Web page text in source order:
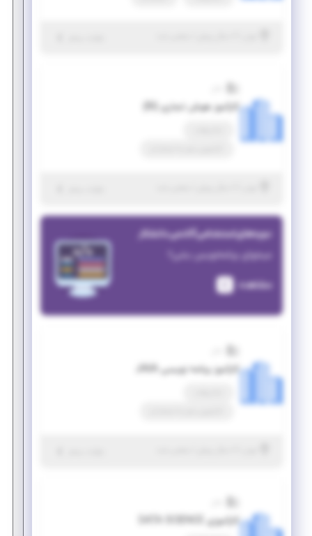
کارآموز هوش تجاری (BI)
دوره‌های استخدامی آکادمی دانشکار
میخوای برنامه‌نویس بشی؟
مشاهده
کارآموز برنامه نویسی JAVA
کارآموزی DATA SCIENCE